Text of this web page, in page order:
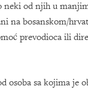
neki od njih u
na bosanskom/
prevodioca ili
osoba sa kojima je